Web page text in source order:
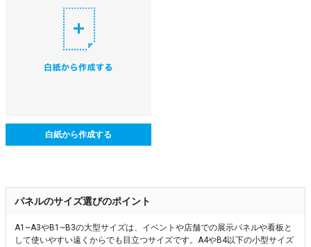
白紙から作成する
パネルのサイズ選びのポイント
A1~A3やB1~B3の大型サイズは、イベントや店舗での展示パネルや看板と
して使いやすい遠くからでも目立つサイズです。A4やB4以下の小型サイズ